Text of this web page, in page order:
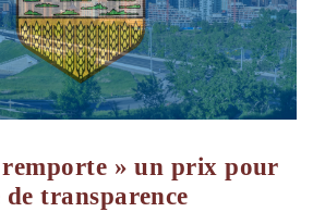
» un prix pour
de transparence